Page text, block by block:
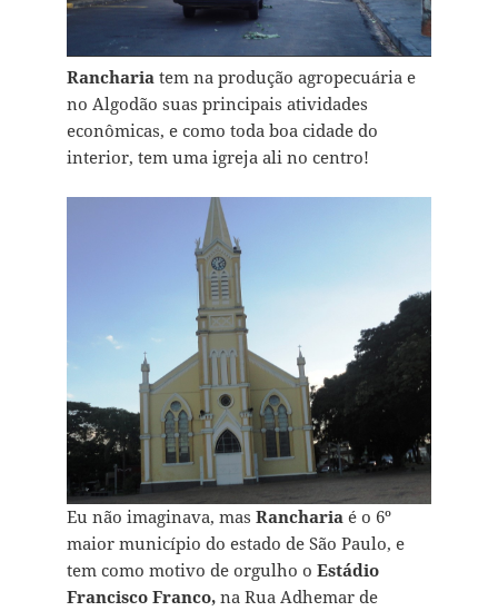
Ranchariatem na produção agropecuária e
no Algodão suas principais atividades
econômicas, e como toda boa cidade do
interior, tem uma igreja ali no centro!
Eu não imaginava, mas Ranchariaé o 6º
maior município do estado de São Paulo, e
tem como motivo de orgulho o Estádio
Francisco Franco,na Rua Adhemar de